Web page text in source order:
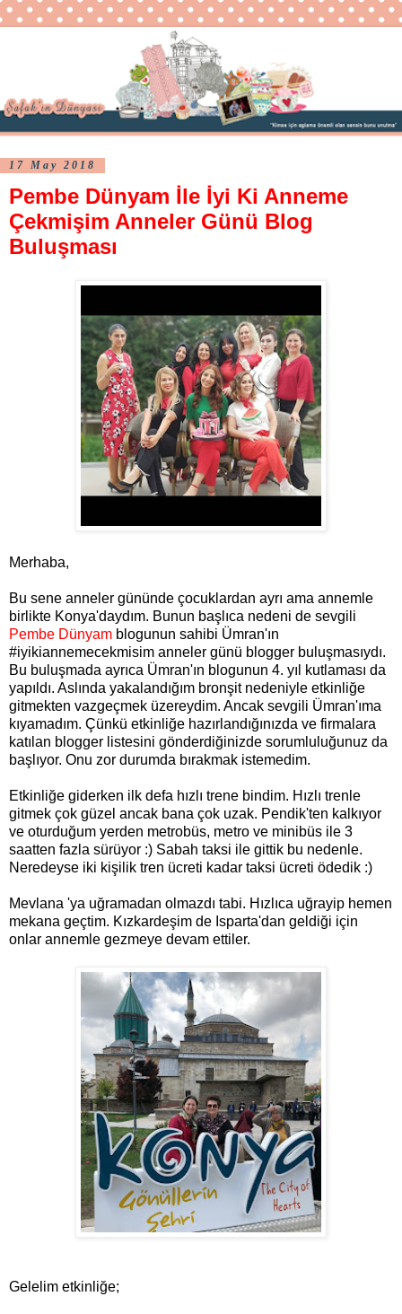
17 May 2018
Pembe Dünyam İle İyi Ki Anneme
Çekmişim Anneler Günü Blog
Buluşması
Merhaba,
Bu sene anneler gününde çocuklardan ayrı ama annemle
birlikte Konya'daydım. Bunun başlıca nedeni de sevgili
Pembe Dünyam blogunun sahibi Ümran'ın
#iyikiannemecekmisim anneler günü blogger buluşmasıydı.
Bu buluşmada ayrıca Ümran'ın blogunun 4. yıl kutlaması da
yapıldı. Aslında yakalandığım bronşit nedeniyle etkinliğe
gitmekten vazgeçmek üzereydim. Ancak sevgili Ümran'ıma
kıyamadım. Çünkü etkinliğe hazırlandığınızda ve firmalara
katılan blogger listesini gönderdiğinizde sorumluluğunuz da
başlıyor. Onu zor durumda bırakmak istemedim.
Etkinliğe giderken ilk defa hızlı trene bindim. Hızlı trenle
gitmek çok güzel ancak bana çok uzak. Pendik'ten kalkıyor
ve oturduğum yerden metrobüs, metro ve minibüs ile 3
saatten fazla sürüyor :) Sabah taksi ile gittik bu nedenle.
Neredeyse iki kişilik tren ücreti kadar taksi ücreti ödedik :)
Mevlana 'ya uğramadan olmazdı tabi. Hızlıca uğrayip hemen
mekana geçtim. Kızkardeşim de Isparta'dan geldiği için
onlar annemle gezmeye devam ettiler.
Gelelim etkinliğe;